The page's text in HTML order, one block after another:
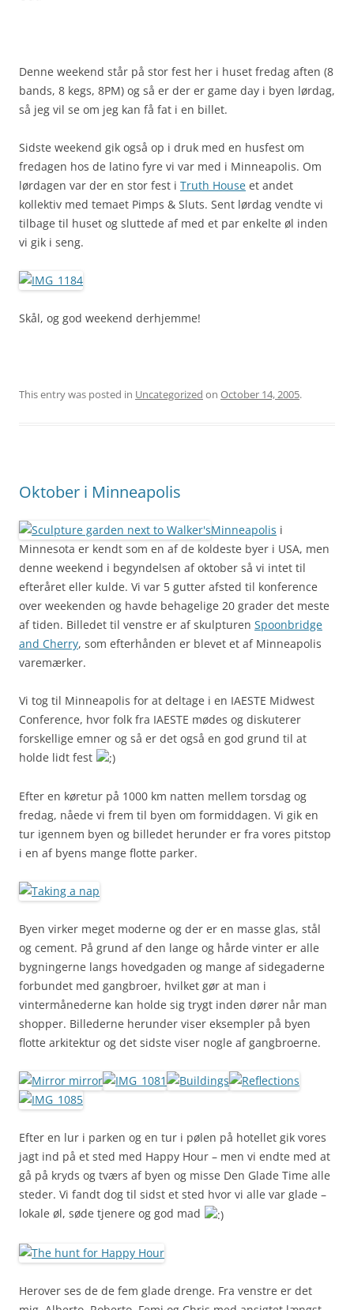
Denne weekend står på stor fest her i huset fredag aften (8
bands, 8 kegs, 8PM) og så er der er game day i byen lørdag,
så jeg vil se om jeg kan få fat i en billet.
Sidste weekend gik også op i druk med en husfest om
fredagen hos de latino fyre vi var med i Minneapolis. Om
lørdagen var der en stor fest i Truth House et andet
kollektiv med temaet Pimps & Sluts. Sent lørdag vendte vi
tilbage til huset og sluttede af med et par enkelte øl inden
vi gik i seng.
Skål, og god weekend derhjemme!
This entry was posted in Uncategorized on October 14, 2005.
Oktober i Minneapolis
Minneapolis i
Minnesota er kendt som en af de koldeste byer i USA, men
denne weekend i begyndelsen af oktober så vi intet til
efteråret eller kulde. Vi var 5 gutter afsted til konference
over weekenden og havde behagelige 20 grader det meste
af tiden. Billedet til venstre er af skulpturen Spoonbridge
and Cherry, som efterhånden er blevet et af Minneapolis
varemærker.
Vi tog til Minneapolis for at deltage i en IAESTE Midwest
Conference, hvor folk fra IAESTE mødes og diskuterer
forskellige emner og så er det også en god grund til at
holde lidt fest
Efter en køretur på 1000 km natten mellem torsdag og
fredag, nåede vi frem til byen om formiddagen. Vi gik en
tur igennem byen og billedet herunder er fra vores pitstop
i en af byens mange flotte parker.
Byen virker meget moderne og der er en masse glas, stål
og cement. På grund af den lange og hårde vinter er alle
bygningerne langs hovedgaden og mange af sidegaderne
forbundet med gangbroer, hvilket gør at man i
vintermånederne kan holde sig trygt inden dører når man
shopper. Billederne herunder viser eksempler på byen
flotte arkitektur og det sidste viser nogle af gangbroerne.
Efter en lur i parken og en tur i pølen på hotellet gik vores
jagt ind på et sted med Happy Hour – men vi endte med at
gå på kryds og tværs af byen og misse Den Glade Time alle
steder. Vi fandt dog til sidst et sted hvor vi alle var glade –
lokale øl, søde tjenere og god mad
Herover ses de de fem glade drenge. Fra venstre er det